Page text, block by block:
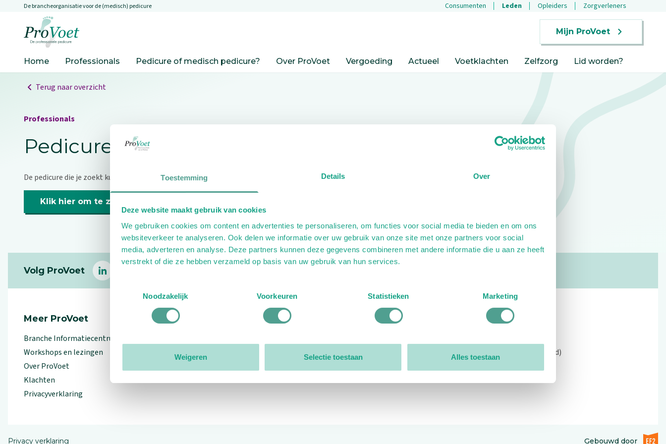
Toestemming Details Over
Deze website maakt gebruik van cookies
We gebruiken cookies om content en advertenties te personaliseren, om functies voor social media te bieden en om ons
websiteverkeer te analyseren. Ook delen we informatie over uw gebruik van onze site met onze partners voor social
media, adverteren en analyse. Deze partners kunnen deze gegevens combineren met andere informatie die u aan ze heeft
verstrekt of die ze hebben verzameld op basis van uw gebruik van hun services.
Noodzakelijk
Voorkeuren Statistieken Marketing
Weigeren Selectie toestaan Alles toestaan
Overslaan en naar de inhoud gaan
De brancheorganisatie voor de (medisch) pedicure Consumenten Leden Opleiders Zorgverleners
Mijn ProVoet
Home Professionals Pedicure of medisch pedicure? Over ProVoet Vergoeding Actueel Voetklachten Zelfzorg Lid worden?
Terug naar overzicht
Professionals
Pedicure niet gevonden
De pedicure die je zoekt kunnen we niet vinden.
Klik hier om te zoeken naar een andere pedicure.
Volg ProVoet
linkedin
Meer ProVoet
Branche Informatiecentrum
Workshops en lezingen
Over ProVoet
Klachten
Privacyverklaring
Organisatie
Open: 09:00 - 12:30 (alleen ochtend)
Privacy verklaring Gebouwd doorEF2